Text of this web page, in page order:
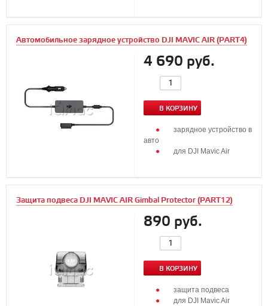
Автомобильное зарядное устройство DJI MAVIC AIR (PART4)
4 690 руб.
В КОРЗИНУ
зарядное устройство в
авто
для DJI Mavic Air
Защита подвеса DJI MAVIC AIR Gimbal Protector (PART12)
890 руб.
В КОРЗИНУ
защита подвеса
для DJI Mavic Air